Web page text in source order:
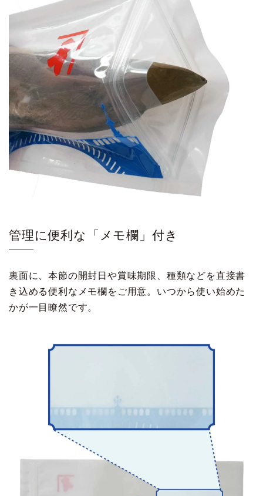
管理に便利な「メモ欄」付き
裏面に、本節の開封日や賞味期限、種類などを直接書
き込める便利なメモ欄をご用意。いつから使い始めた
かが一目瞭然です。